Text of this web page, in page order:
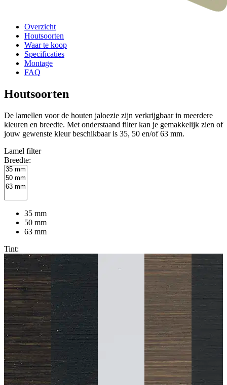
Overzicht
Houtsoorten
Waar te koop
Specificaties
Montage
FAQ
Houtsoorten
De lamellen voor de houten jaloezie zijn verkrijgbaar in meerdere
kleuren en breedte. Met onderstaand filter kan je gemakkelijk zien of
jouw gewenste kleur beschikbaar is 35, 50 en/of 63 mm.
Lamel filter
Breedte:
35 mm
50 mm
63 mm
Tint: